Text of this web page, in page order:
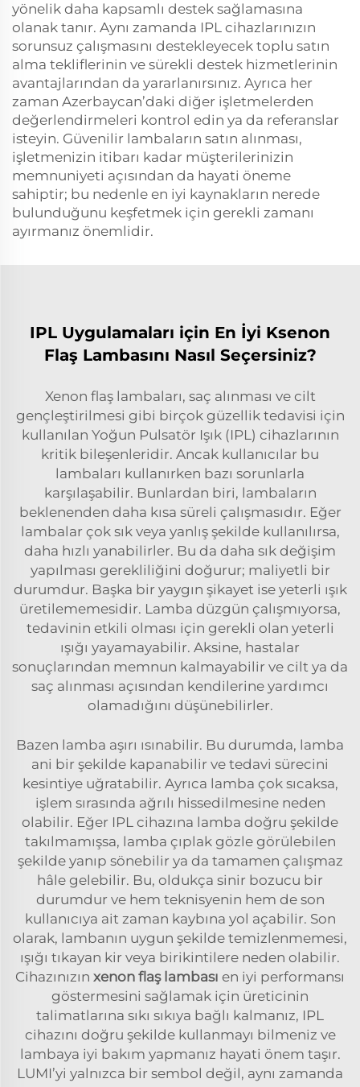
yönelik daha kapsamlı destek sağlamasına
olanak tanır. Aynı zamanda IPL cihazlarınızın
sorunsuz çalışmasını destekleyecek toplu satın
alma tekliflerinin ve sürekli destek hizmetlerinin
avantajlarından da yararlanırsınız. Ayrıca her
zaman Azerbaycan’daki diğer işletmelerden
değerlendirmeleri kontrol edin ya da referanslar
isteyin. Güvenilir lambaların satın alınması,
işletmenizin itibarı kadar müşterilerinizin
memnuniyeti açısından da hayati öneme
sahiptir; bu nedenle en iyi kaynakların nerede
bulunduğunu keşfetmek için gerekli zamanı
ayırmanız önemlidir.
IPL Uygulamaları için En İyi Ksenon
Flaş Lambasını Nasıl Seçersiniz?
Xenon flaş lambaları, saç alınması ve cilt
gençleştirilmesi gibi birçok güzellik tedavisi için
kullanılan Yoğun Pulsatör Işık (IPL) cihazlarının
kritik bileşenleridir. Ancak kullanıcılar bu
lambaları kullanırken bazı sorunlarla
karşılaşabilir. Bunlardan biri, lambaların
beklenenden daha kısa süreli çalışmasıdır. Eğer
lambalar çok sık veya yanlış şekilde kullanılırsa,
daha hızlı yanabilirler. Bu da daha sık değişim
yapılması gerekliliğini doğurur; maliyetli bir
durumdur. Başka bir yaygın şikayet ise yeterli ışık
üretilememesidir. Lamba düzgün çalışmıyorsa,
tedavinin etkili olması için gerekli olan yeterli
ışığı yayamayabilir. Aksine, hastalar
sonuçlarından memnun kalmayabilir ve cilt ya da
saç alınması açısından kendilerine yardımcı
olamadığını düşünebilirler.
Bazen lamba aşırı ısınabilir. Bu durumda, lamba
ani bir şekilde kapanabilir ve tedavi sürecini
kesintiye uğratabilir. Ayrıca lamba çok sıcaksa,
işlem sırasında ağrılı hissedilmesine neden
olabilir. Eğer IPL cihazına lamba doğru şekilde
takılmamışsa, lamba çıplak gözle görülebilen
şekilde yanıp sönebilir ya da tamamen çalışmaz
hâle gelebilir. Bu, oldukça sinir bozucu bir
durumdur ve hem teknisyenin hem de son
kullanıcıya ait zaman kaybına yol açabilir. Son
olarak, lambanın uygun şekilde temizlenmemesi,
ışığı tıkayan kir veya birikintilere neden olabilir.
Cihazınızın xenon flaş lambası en iyi performansı
göstermesini sağlamak için üreticinin
talimatlarına sıkı sıkıya bağlı kalmanız, IPL
cihazını doğru şekilde kullanmayı bilmeniz ve
lambaya iyi bakım yapmanız hayati önem taşır.
LUMI’yi yalnızca bir sembol değil, aynı zamanda